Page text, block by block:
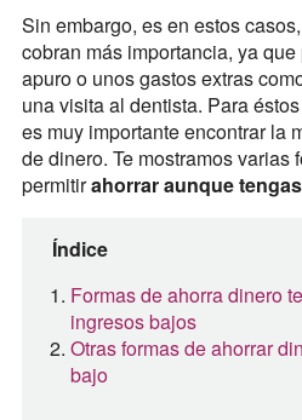
Sin embargo, es en estos
cobran más importancia, ya
apuro o unos gastos extras
una visita al dentista. Para
es muy importante encontrar la
de dinero. Te mostramos varias
permitirahorrar aunque
Índice
Formas de ahorra dinero
ingresos bajos
Otras formas de ahorrar
bajo